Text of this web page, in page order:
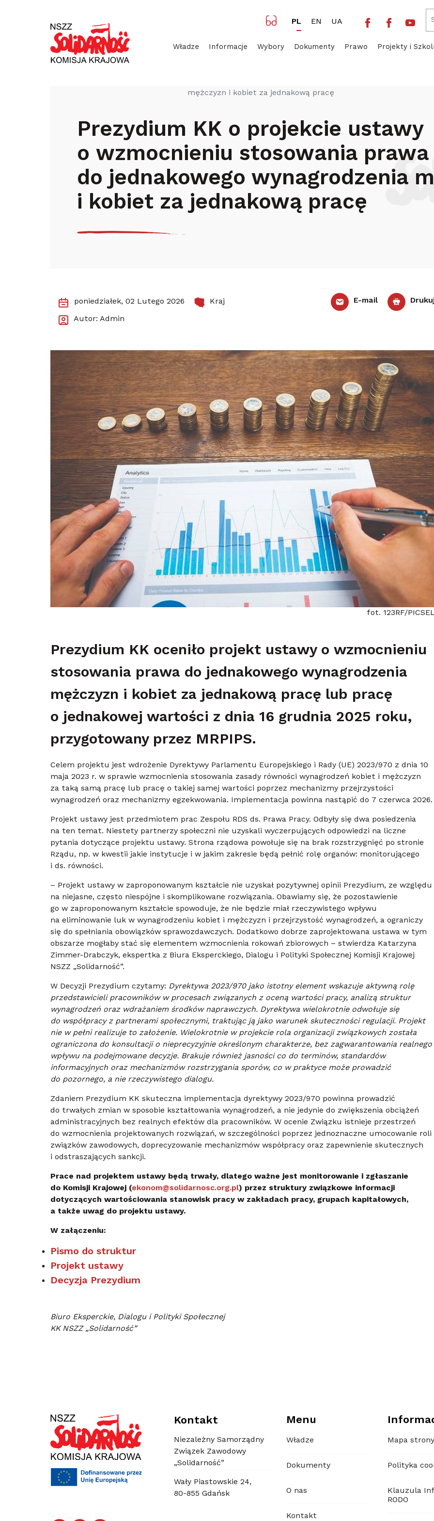
PL EN UA FacebookFacebook
Władze Informacje Wybory Dokumenty Prawo Projekty i
mężczyzn i kobiet za jednakową pracę
Prezydium KK o projekcie ustawy
o wzmocnieniu stosowania prawa
do jednakowego wynagrodzenia
i kobiet za jednakową pracę
poniedziałek, 02 Lutego 2026 Kraj
Autor: Admin
E-mail
fot. 123RF/
Prezydium KK oceniło projekt ustawy o wzmocnieniu
stosowania prawa do jednakowego wynagrodzenia
mężczyzn i kobiet za jednakową pracę lub pracę
o jednakowej wartości z dnia 16 grudnia 2025 roku,
przygotowany przez MRPIPS.
Celem projektu jest wdrożenie Dyrektywy Parlamentu Europejskiego i Rady (UE) 2023/970 z dnia 10
maja 2023 r. w sprawie wzmocnienia stosowania zasady równości wynagrodzeń kobiet i mężczyzn
za taką samą pracę lub pracę o takiej samej wartości poprzez mechanizmy przejrzystości
wynagrodzeń oraz mechanizmy egzekwowania. Implementacja powinna nastąpić do 7 czerwca 2026.
Projekt ustawy jest przedmiotem prac Zespołu RDS ds. Prawa Pracy. Odbyły się dwa posiedzenia
na ten temat. Niestety partnerzy społeczni nie uzyskali wyczerpujących odpowiedzi na liczne
pytania dotyczące projektu ustawy. Strona rządowa powołuje się na brak rozstrzygnięć po stronie
Rządu, np. w kwestii jakie instytucje i w jakim zakresie będą pełnić rolę organów: monitorującego
i ds. równości.
– Projekt ustawy w zaproponowanym kształcie nie uzyskał pozytywnej opinii Prezydium, ze względu
na niejasne, często niespójne i skomplikowane rozwiązania. Obawiamy się, że pozostawienie
go w zaproponowanym kształcie spowoduje, że nie będzie miał rzeczywistego wpływu
na eliminowanie luk w wynagrodzeniu kobiet i mężczyzn i przejrzystość wynagrodzeń, a ograniczy
się do spełniania obowiązków sprawozdawczych. Dodatkowo dobrze zaprojektowana ustawa w tym
obszarze mogłaby stać się elementem wzmocnienia rokowań zbiorowych – stwierdza Katarzyna
Zimmer-Drabczyk, ekspertka z Biura Eksperckiego, Dialogu i Polityki Społecznej Komisji Krajowej
NSZZ „Solidarność”.
W Decyzji Prezydium czytamy: Dyrektywa 2023/970 jako istotny element wskazuje aktywną rolę
przedstawicieli pracowników w procesach związanych z oceną wartości pracy, analizą struktur
wynagrodzeń oraz wdrażaniem środków naprawczych. Dyrektywa wielokrotnie odwołuje się
do współpracy z partnerami społecznymi, traktując ją jako warunek skuteczności regulacji. Projekt
nie w pełni realizuje to założenie. Wielokrotnie w projekcie rola organizacji związkowych została
ograniczona do konsultacji o nieprecyzyjnie określonym charakterze, bez zagwarantowania realnego
wpływu na podejmowane decyzje. Brakuje również jasności co do terminów, standardów
informacyjnych oraz mechanizmów rozstrzygania sporów, co w praktyce może prowadzić
do pozornego, a nie rzeczywistego dialogu.
Zdaniem Prezydium KK skuteczna implementacja dyrektywy 2023/970 powinna prowadzić
do trwałych zmian w sposobie kształtowania wynagrodzeń, a nie jedynie do zwiększenia obciążeń
administracyjnych bez realnych efektów dla pracowników. W ocenie Związku istnieje przestrzeń
do wzmocnienia projektowanych rozwiązań, w szczególności poprzez jednoznaczne umocowanie roli
związków zawodowych, doprecyzowanie mechanizmów współpracy oraz zapewnienie skutecznych
i odstraszających sankcji.
Prace nad projektem ustawy będą trwały, dlatego ważne jest monitorowanie i zgłaszanie
do Komisji Krajowej (ekonom@solidarnosc.org.pl) przez struktury związkowe informacji
dotyczących wartościowania stanowisk pracy w zakładach pracy, grupach kapitałowych,
a także uwag do projektu ustawy.
W załączeniu:
Pismo do struktur
Projekt ustawy
Decyzja Prezydium
Biuro Eksperckie, Dialogu i Polityki Społecznej
KK NSZZ „Solidarność”
Kontakt
Niezależny Samorządny
Związek Zawodowy
„Solidarność”
Wały Piastowskie 24,
80-855 Gdańsk
Menu
Władze
Dokumenty
O nas
Kontakt
Mapa strony
Polityka
Klauzula
RODO